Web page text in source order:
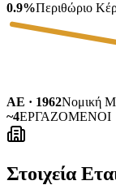
0.9%Περιθώριο
ΑΕ · 1962Νομική
~4ΕΡΓΑΖΟΜΕΝΟΙ
Στοιχεία